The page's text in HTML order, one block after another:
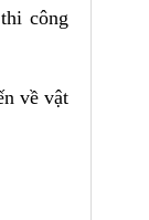
công
về vật